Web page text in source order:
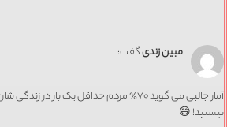
مبین زندی گفت:
آمار جالبی می گوید ۷۰٪ مردم حداقل یک بار
نیستید! 😄